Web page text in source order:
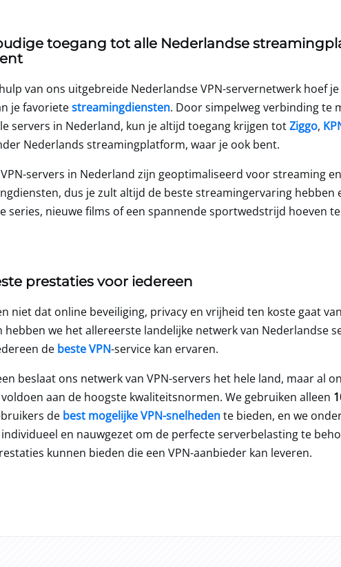
toegang tot alle Nederlandse
van ons uitgebreide Nederlandse VPN-servernetwerk hoef
je favorietestreamingdiensten. Door simpelweg verbinding te
servers in Nederland, kun je altijd toegang krijgen totZiggo,
Nederlands streamingplatform, waar je ook bent.
servers in Nederland zijn geoptimaliseerd voor streaming
dus je zult altijd de beste streamingervaring hebben
series, nieuwe films of een spannende sportwedstrijd hoeven
prestaties voor iedereen
niet dat online beveiliging, privacy en vrijheid ten koste gaat
hebben we het allereerste landelijke netwerk van Nederlandse
de beste VPN-service kan ervaren.
beslaat ons netwerk van VPN-servers het hele land, maar al
aan de hoogste kwaliteitsnormen. We gebruiken alleen
de best mogelijke VPN-snelhedente bieden, en we
en nauwgezet om de perfecte serverbelasting te
kunnen bieden die een VPN-aanbieder kan leveren.